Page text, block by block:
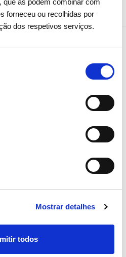
forneceu ou recolhidas por
dos respetivos serviços.
Mostrar detalhes
todos